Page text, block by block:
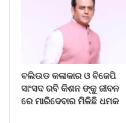
ବଲିଉଡ କଳାକାର ଓ ବିଜେପି
ସାଂସଦ ରବି କିଶନ ଙ୍କୁ ଜୀବନ
ରେ ମାରିଦେବାର ମିଳିଛି ଧମକ